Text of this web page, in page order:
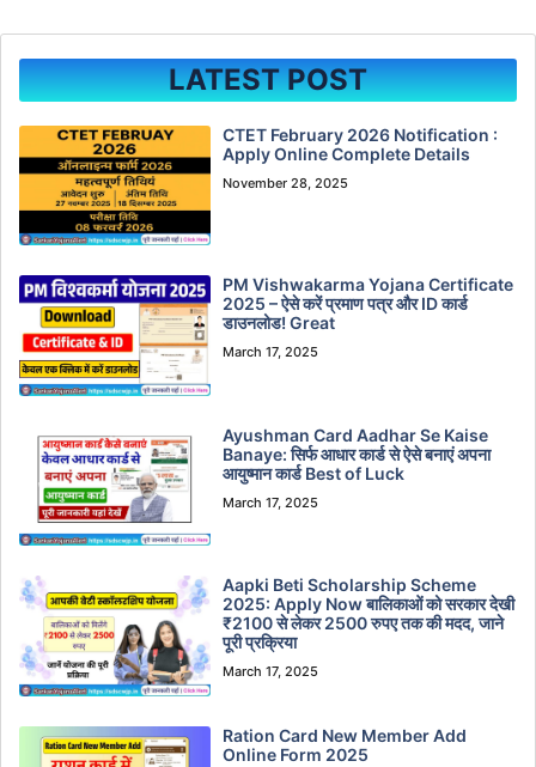
LATEST POST
CTET February 2026 Notification :
Apply Online Complete Details
November 28, 2025
PM Vishwakarma Yojana Certificate
2025 – ऐसे करें प्रमाण पत्र और ID कार्ड
डाउनलोड! Great
March 17, 2025
Ayushman Card Aadhar Se Kaise
Banaye: सिर्फ आधार कार्ड से ऐसे बनाएं अपना
आयुष्मान कार्ड Best of Luck
March 17, 2025
Aapki Beti Scholarship Scheme
2025: Apply Now बालिकाओं को सरकार देखी
₹2100 से लेकर 2500 रुपए तक की मदद, जाने
पूरी प्रक्रिया
March 17, 2025
Ration Card New Member Add
Online Form 2025